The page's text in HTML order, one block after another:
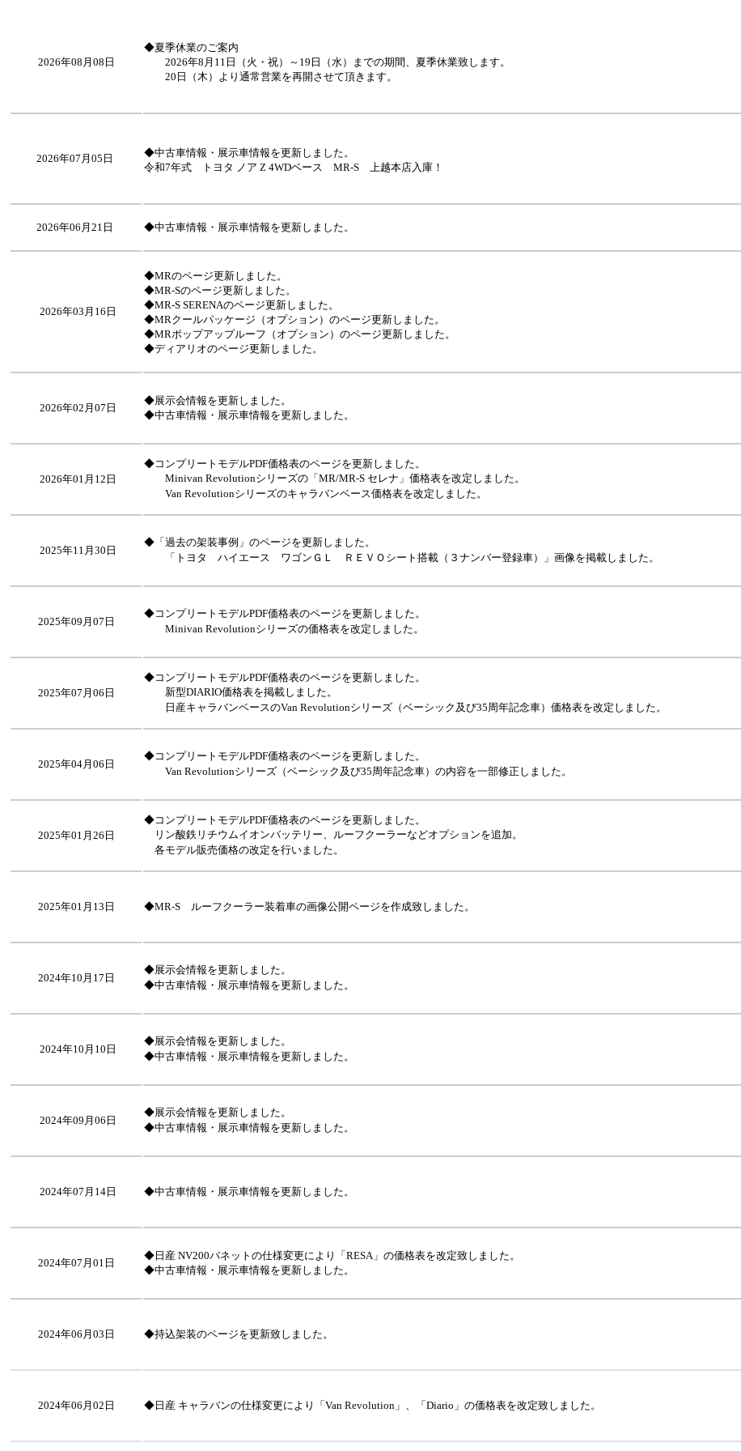
2026年08月08日
◆夏季休業のご案内
2026年8月11日（火・祝）～19日（水）までの期間、夏季休業致します。
20日（木）より通常営業を再開させて頂きます。
2026年07月05日
◆中古車情報・展示車情報を更新しました。
令和7年式 トヨタ ノア Z 4WDベース MR-S 上越本店入庫！
2026年06月21日 ◆中古車情報・展示車情報を更新しました。
2026年03月16日
◆MRのページ更新しました。
◆MR-Sのページ更新しました。
◆MR-S SERENAのページ更新しました。
◆MRクールパッケージ（オプション）のページ更新しました。
◆MRポップアップルーフ（オプション）のページ更新しました。
◆ディアリオのページ更新しました。
2026年02月07日
◆展示会情報を更新しました。
◆中古車情報・展示車情報を更新しました。
2026年01月12日
◆コンプリートモデルPDF価格表のページを更新しました。
Minivan Revolutionシリーズの「MR/MR-S セレナ」価格表を改定しました。
Van Revolutionシリーズのキャラバンベース価格表を改定しました。
2025年11月30日
◆「過去の架装事例」のページを更新しました。
「トヨタ ハイエース ワゴンＧＬ ＲＥＶＯシート搭載（３ナンバー登録車）」画像を掲載しました。
2025年09月07日
◆コンプリートモデルPDF価格表のページを更新しました。
Minivan Revolutionシリーズの価格表を改定しました。
2025年07月06日
◆コンプリートモデルPDF価格表のページを更新しました。
新型DIARIO価格表を掲載しました。
日産キャラバンベースのVan Revolutionシリーズ（ベーシック及び35周年記念車）価格表を改定しました。
2025年04月06日
◆コンプリートモデルPDF価格表のページを更新しました。
Van Revolutionシリーズ（ベーシック及び35周年記念車）の内容を一部修正しました。
2025年01月26日
◆コンプリートモデルPDF価格表のページを更新しました。
リン酸鉄リチウムイオンバッテリー、ルーフクーラーなどオプションを追加。
各モデル販売価格の改定を行いました。
2025年01月13日 ◆MR-S ルーフクーラー装着車の画像公開ページを作成致しました。
2024年10月17日
◆展示会情報を更新しました。
◆中古車情報・展示車情報を更新しました。
2024年10月10日
◆展示会情報を更新しました。
◆中古車情報・展示車情報を更新しました。
2024年09月06日
◆展示会情報を更新しました。
◆中古車情報・展示車情報を更新しました。
2024年07月14日 ◆中古車情報・展示車情報を更新しました。
2024年07月01日
◆日産 NV200バネットの仕様変更により「RESA」の価格表を改定致しました。
◆中古車情報・展示車情報を更新しました。
2024年06月03日 ◆持込架装のページを更新致しました。
2024年06月02日 ◆日産 キャラバンの仕様変更により「Van Revolution」、「Diario」の価格表を改定致しました。